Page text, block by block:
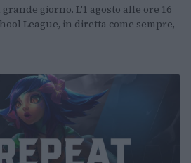
giorno. L'1 agosto alle ore 16
League, in diretta come sempre,